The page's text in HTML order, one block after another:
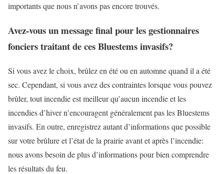
importants que nous n’avons pas encore trouvés.
Avez-vous un message final pour les gestionnaires
fonciers traitant de ces Bluestems invasifs?
Si vous avez le choix, brûlez en été ou en automne quand il a été
sec. Cependant, si vous avez des contraintes lorsque vous pouvez
brûler, tout incendie est meilleur qu’aucun incendie et les
incendies d’hiver n’encouragent généralement pas les Bluestems
invasifs. En outre, enregistrez autant d’informations que possible
sur votre brûlure et l’état de la prairie avant et après l’incendie:
nous avons besoin de plus d’informations pour bien comprendre
les résultats du feu.